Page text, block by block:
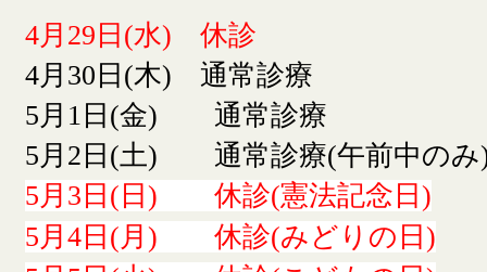
4月29日(水) 休診
4月30日(木) 通常診療
5月1日(金) 通常診療
5月2日(土) 通常診療(午前中のみ
5月3日(日) 休診(憲法記念日)
5月4日(月) 休診(みどりの日)